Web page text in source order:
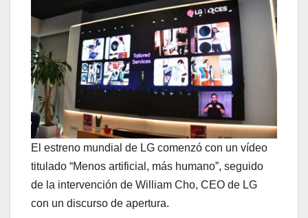
El estreno mundial de LG comenzó con un vídeo
titulado “Menos artificial, más humano”, seguido
de la intervención de William Cho, CEO de LG
con un discurso de apertura.